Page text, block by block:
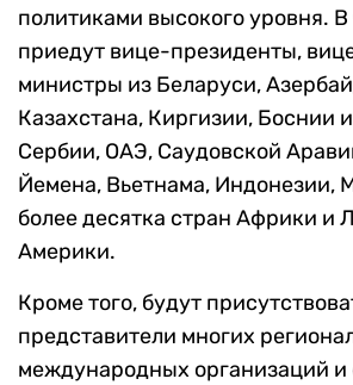
политиками высокого уровня. В
приедут вице-президенты,
министры из Беларуси,
Казахстана, Киргизии, Боснии
Сербии, ОАЭ, Саудовской
Йемена, Вьетнама, Индонезии,
более десятка стран Африки и
Америки.
Кроме того, будут
представители многих
международных организаций и